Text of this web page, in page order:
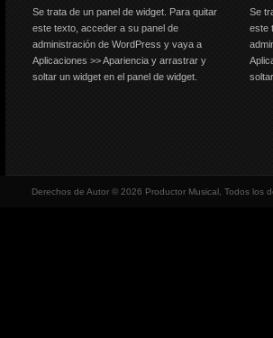
Se trata de un panel de widget. Para quitar
este texto, acceder a su panel de
administración de WordPress y vaya a
Aplicaciones >> Apariencia y arrastrar y
soltar un widget en el panel de widget.
Se
este
Derechos de Autor © 2026 Productor Musical, Todos los